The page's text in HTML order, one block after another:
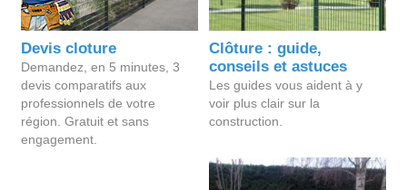
Devis cloture
Demandez, en 5 minutes, 3
devis comparatifs aux
professionnels de votre
région. Gratuit et sans
engagement.
Clôture : guide,
conseils et astuces
Les guides vous aident à y
voir plus clair sur la
construction.